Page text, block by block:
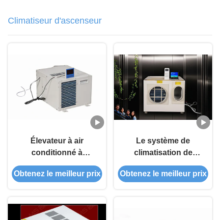
Climatiseur d'ascenseur
Élevateur à air
conditionné à
ascenseur avec filtre
lavable
Obtenez le meilleur prix
Le système de
climatisation de
l'ascenseur
Obtenez le meilleur prix